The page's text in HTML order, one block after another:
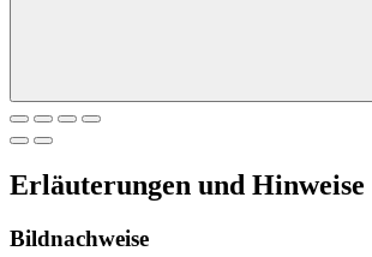
Erläuterungen und Hinweise
Bildnachweise